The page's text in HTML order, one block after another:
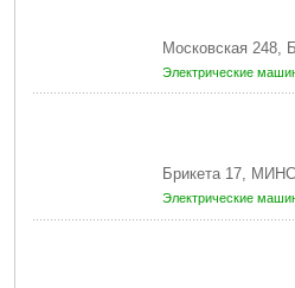
Московская 248,
Электрические
Брикета 17,
Электрические